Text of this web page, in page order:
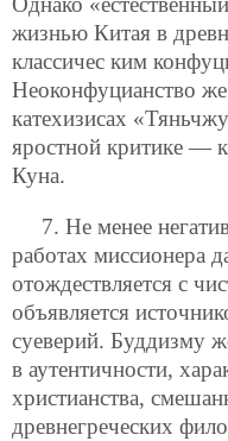
жизнью Китая в
классичес ким
Неоконфуцианство
катехизисах
яростной критике —
Куна.
7. Не менее
работах миссионера
отождествляется с
объявляется
суеверий. Буддизму
в аутентичности,
христианства,
древнегреческих